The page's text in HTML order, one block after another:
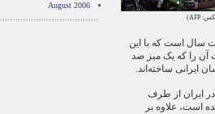
AFP
)
سال است که با این
آن را که یک میز ضد
ایرانی ساخته‌اند.
ایران از طرف
است، علاوه بر
August 2006